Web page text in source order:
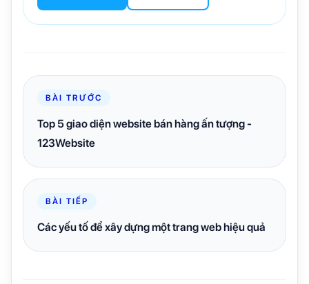
BÀI TRƯỚC
Top 5 giao diện website bán hàng ấn tượng -
123Website
BÀI TIẾP
Các yếu tố để xây dựng một trang web hiệu quả